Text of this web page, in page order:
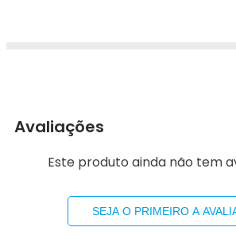
Avaliações
Este produto ainda não tem
SEJA O PRIMEIRO A